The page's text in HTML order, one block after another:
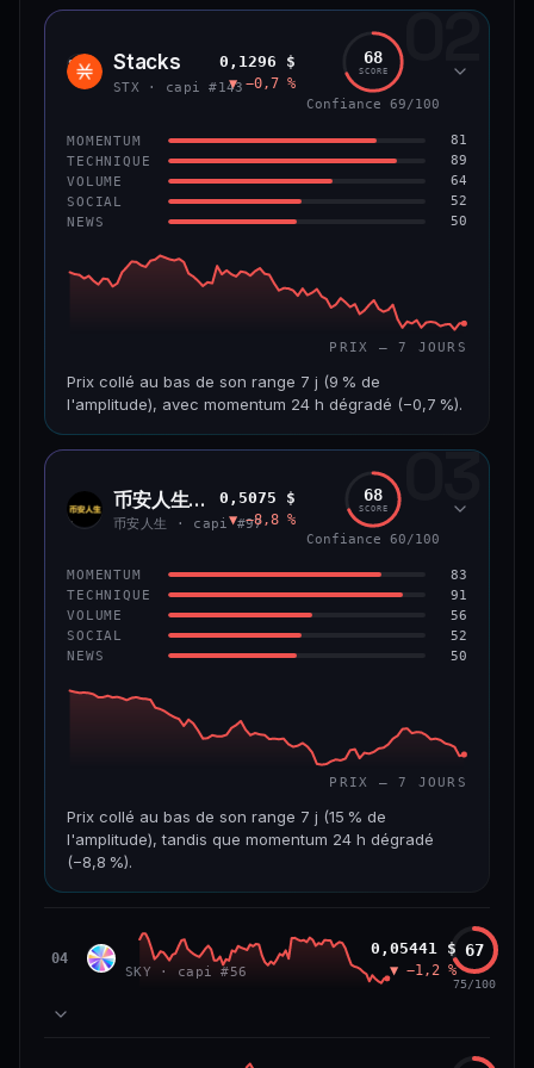
CAP. MARCHÉ VOLUME 24 H
VAR. 7 J VAR. 30 J
−9,9 %
VS ATH
−55,9 %
CONFIANCE 66/100
02
STX Stacks
STX · capi #143
0,1296 $
▼ −0,7 %
68
SCORE
Confiance 69/100
MOMENTUM 81
TECHNIQUE 89
VOLUME 64
SOCIAL 52
NEWS 50
PRIX — 7 JOURS
Prix collé au bas de son range 7 j (9 % de
l'amplitude), avec momentum 24 h dégradé (−0,7 %).
CAP. MARCHÉ VOLUME 24 H
VAR. 7 J VAR. 30 J
−22,2 %
VS ATH
−96,6 %
RANG CAPI.
#143
CONFIANCE 69/100
03
币安
人生
币安人生 (BinanceLife)
币安人生 · capi #97
0,5075 $
▼ −8,8 %
68
SCORE
Confiance 60/100
MOMENTUM 83
TECHNIQUE 91
VOLUME 56
SOCIAL 52
NEWS 50
PRIX — 7 JOURS
Prix collé au bas de son range 7 j (15 % de
l'amplitude), tandis que momentum 24 h dégradé
(−8,8 %).
508 M$ 8,7 M$
VAR. 7 J VAR. 30 J
04 SKY Sky
SKY · capi #56
0,05441 $
▼ −1,2 %
67
75/100
78